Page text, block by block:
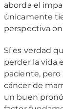
aborda el
únicamente
perspectiva
Sí es verdad
perder la vida
paciente,
cáncer de
un buen